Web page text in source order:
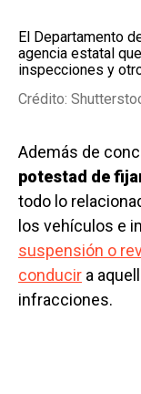
El Departamento
agencia estatal
inspecciones y
Crédito:
Además de
potestad de
todo lo
los vehículos e
suspensión o
conducir a
infracciones.